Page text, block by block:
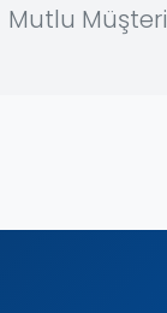
Mutlu Müşteri